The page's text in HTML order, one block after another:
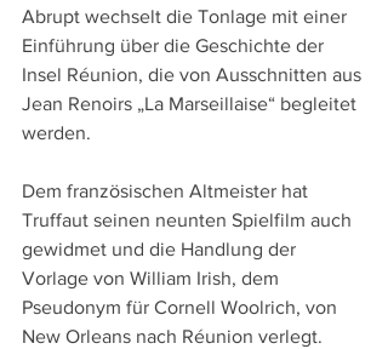
Abrupt wechselt die Tonlage mit einer
Einführung über die Geschichte der
Insel Réunion, die von Ausschnitten aus
Jean Renoirs „La Marseillaise“ begleitet
werden.
Dem französischen Altmeister hat
Truffaut seinen neunten Spielfilm auch
gewidmet und die Handlung der
Vorlage von William Irish, dem
Pseudonym für Cornell Woolrich, von
New Orleans nach Réunion verlegt.